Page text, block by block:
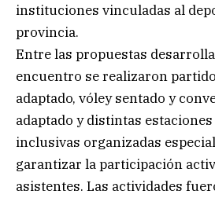
instituciones vinculadas al
provincia.
Entre las propuestas
encuentro se realizaron
adaptado, vóley sentado y
adaptado y distintas
inclusivas organizadas
garantizar la participación
asistentes. Las actividades